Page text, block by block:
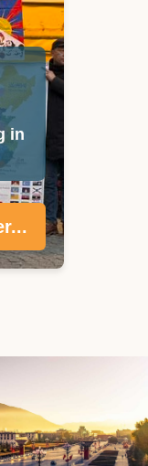
in